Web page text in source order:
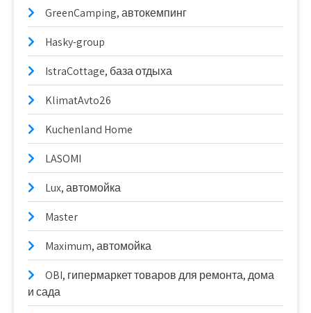
GreenCamping, автокемпинг
Hasky-group
IstraCottage, база отдыха
KlimatAvto26
Kuchenland Home
LASOMI
Lux, автомойка
Master
Maximum, автомойка
OBI, гипермаркет товаров для ремонта, дома
и сада